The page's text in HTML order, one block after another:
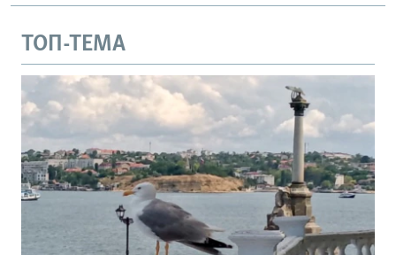
ТОП-ТЕМА